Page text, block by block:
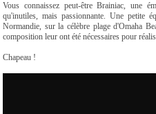
Vous connaissez peut-être Brainiac, une
qu'inutiles, mais passionnante. Une petite
Normandie, sur la célèbre plage d'Omaha
composition leur ont été nécessaires pour
Chapeau !